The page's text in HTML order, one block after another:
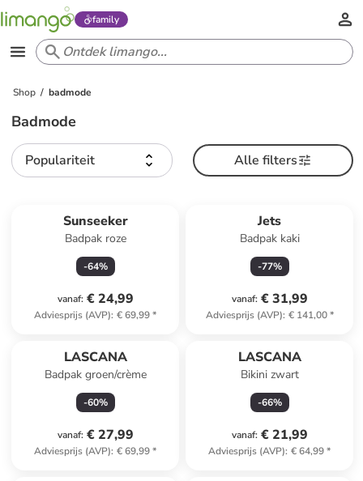
family
Shop badmode
Badmode
Populariteit Alle filters
Sunseeker
Badpak roze
-64%
vanaf: € 24,99
Adviesprijs (AVP): € 69,99*
Jets
Badpak kaki
-77%
vanaf: € 31,99
Adviesprijs (AVP): € 141,00*
LASCANA
Badpak groen/crème
-60%
vanaf: € 27,99
Adviesprijs (AVP): € 69,99*
LASCANA
Bikini zwart
-66%
vanaf: € 21,99
Adviesprijs (AVP): € 64,99*